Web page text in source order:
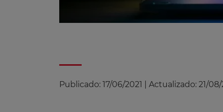
Publicado: 17/06/2021 Actualizado: 21/